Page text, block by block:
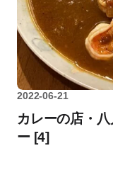
2022-06-21
カレーの店・
ー [4]